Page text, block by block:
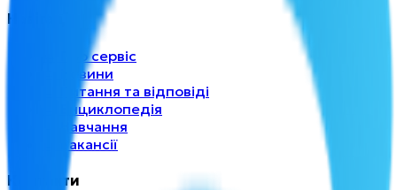
Навігація
Про сервіс
Новини
Питання та відповіді
Енциклопедія
Навчання
Вакансії
Контакти